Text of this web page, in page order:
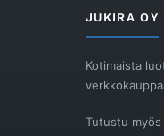
JUKIRA OY
Kotimaista
Tutustu myös